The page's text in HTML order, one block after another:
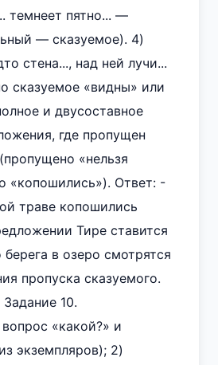
темнеет пятно... —
— сказуемое). 4)
стена..., над ней лучи...
сказуемое «видны» или
и двусоставное
где пропущен
«нельзя
«копошились»). Ответ: -
траве копошились
Тире ставится
в озеро смотрятся
пропуска сказуемого.
10.
«какой?» и
экземпляров); 2)